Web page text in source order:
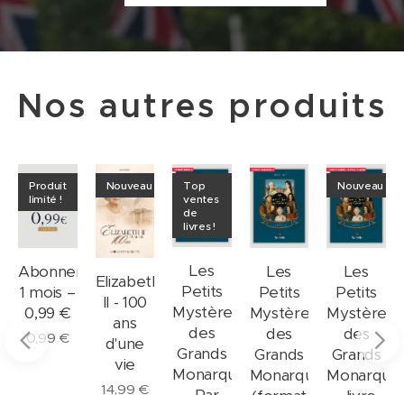
Nos autres produits
Abonnement
1 mois –
0,99 €
Produit
limité !
0,99 €
Elizabeth
II - 100
ans
d'une
vie
Nouveau
14,99 €
Les
Petits
Mystères
des
Grands
Monarques
Top
ventes
de
livres !
Les
Petits
Mystères
des
Grands
Monarques
Les
Petits
Mystères
des
Grands
Nouveau